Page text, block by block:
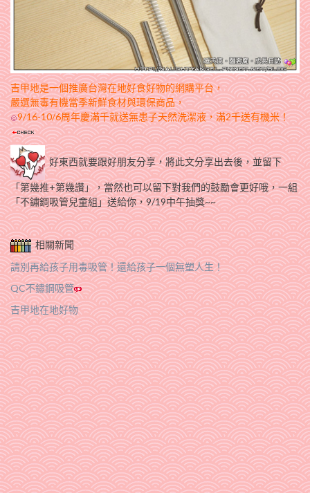
吉甲地是一個推廣台灣在地好食好物的網購平台，
嚴選無毒有機當季新鮮食材與環保商品，
9/16-10/6周年慶滿千就送無患子天然洗潔液，滿2千送有機米！
好東西就要跟好朋友分享，將此文分享出去後，並留下
「第幾推+第幾讚」，當然也可以留下對我們的鼓勵會更好哦，一組
「不鏽鋼吸管兒童組」送給你，9/19中午抽獎~~
相關新聞
請別再給孩子用毒吸管！還給孩子一個無塑人生！
QC不鏽鋼吸管
吉甲地在地好物